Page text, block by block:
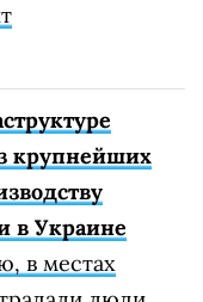
крупнейших
в Украине
в местах